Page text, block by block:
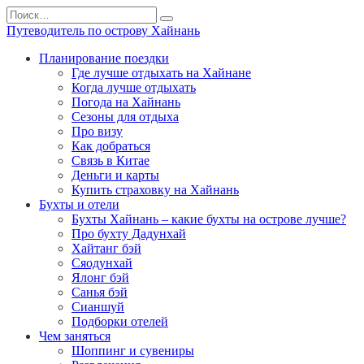
Перейти
к
содержанию
Search
for:
Путеводитель по острову Хайнань
Планирование поездки
Где лучше отдыхать на Хайнане
Когда лучше отдыхать
Погода на Хайнань
Сезоны для отдыха
Про визу
Как добраться
Связь в Китае
Деньги и карты
Купить страховку на Хайнань
Бухты и отели
Бухты Хайнань – какие бухты на острове лучше?
Про бухту Дадунхай
Хайтанг бэй
Сяодунхай
Ялонг бэй
Санья бэй
Сианшуй
Подборки отелей
Чем заняться
Шоппинг и сувениры